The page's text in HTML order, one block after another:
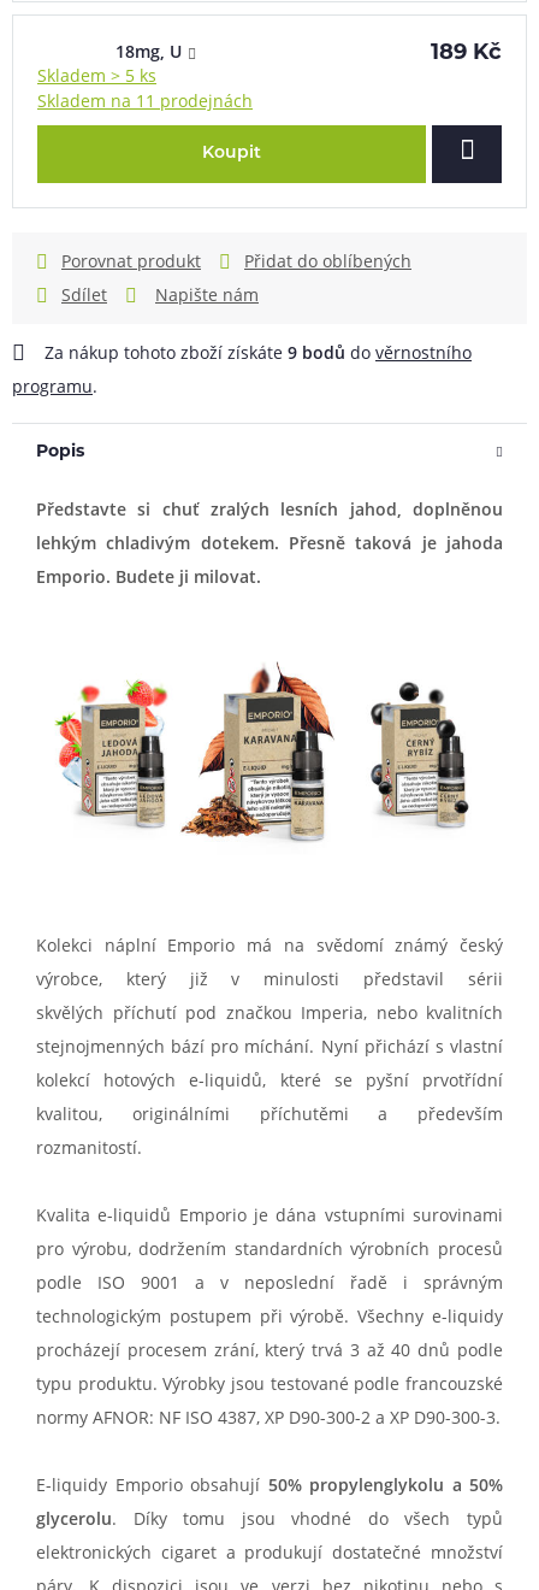
18mg, U
Skladem > 5 ks
Skladem na 11 prodejnách
189 Kč
Koupit
Porovnat produkt
Přidat do oblíbených
Sdílet
Napište nám
Za nákup tohoto zboží získáte 9 bodů do věrnostního
programu.
Popis
Představte si chuť zralých lesních jahod, doplněnou
lehkým chladivým dotekem. Přesně taková je jahoda
Emporio. Budete ji milovat.
Kolekci náplní Emporio má na svědomí známý český
výrobce, který již v minulosti představil sérii
skvělých příchutí pod značkou Imperia, nebo kvalitních
stejnojmenných bází pro míchání. Nyní přichází s vlastní
kolekcí hotových e-liquidů, které se pyšní prvotřídní
kvalitou, originálními příchutěmi a především
rozmanitostí.
Kvalita e-liquidů Emporio je dána vstupními surovinami
pro výrobu, dodržením standardních výrobních procesů
podle ISO 9001 a v neposlední řadě i správným
technologickým postupem při výrobě. Všechny e-liquidy
procházejí procesem zrání, který trvá 3 až 40 dnů podle
typu produktu. Výrobky jsou testované podle francouzské
normy AFNOR: NF ISO 4387, XP D90-300-2 a XP D90-300-3.
E-liquidy Emporio obsahují 50% propylenglykolu a 50%
glycerolu. Díky tomu jsou vhodné do všech typů
elektronických cigaret a produkují dostatečné množství